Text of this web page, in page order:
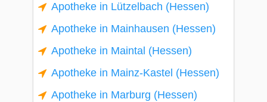
Apotheke in Lützelbach (Hessen)
Apotheke in Mainhausen (Hessen)
Apotheke in Maintal (Hessen)
Apotheke in Mainz-Kastel (Hessen)
Apotheke in Marburg (Hessen)